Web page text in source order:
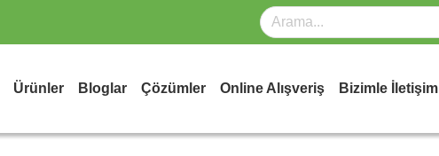
Ürünler Bloglar Çözümler Online Alışveriş Bizimle İletişim